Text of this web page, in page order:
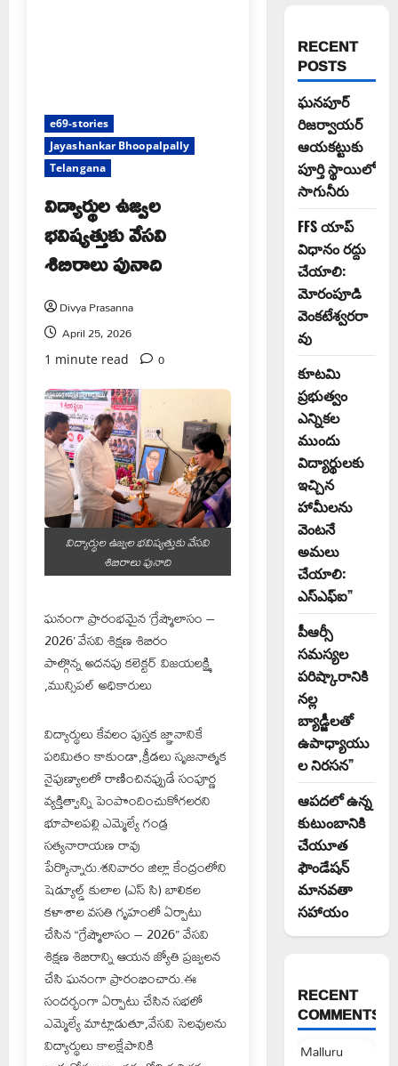
e69-stories
Jayashankar Bhoopalpally
Telangana
విద్యార్థుల ఉజ్వల
భవిష్యత్తుకు వేసవి
శిబిరాలు పునాది
Divya Prasanna
April 25, 2026
1 minute read 0
విద్యార్థుల ఉజ్వల భవిష్యత్తుకు వేసవి
శిబిరాలు పునాది
ఘనంగా ప్రారంభమైన ‘గ్రేష్మౌలాసం –
2026’ వేసవి శిక్షణ శిబిరం
పాల్గొన్న అదనపు కలెక్టర్ విజయలక్ష్మి
,మున్సిపల్ అధికారులు
విద్యార్థులు కేవలం పుస్తక జ్ఞానానికే
పరిమితం కాకుండా,క్రీడలు సృజనాత్మక
నైపుణ్యాలలో రాణించినప్పుడే సంపూర్ణ
వ్యక్తిత్వాన్ని పెంపొందించుకోగలరని
భూపాలపల్లి ఎమ్మెల్యే గండ్ర
సత్యనారాయణ రావు
పేర్కొన్నారు.శనివారం జిల్లా కేంద్రంలోని
షెడ్యూల్డ్ కులాల (ఎస్ సి) బాలికల
కళాశాల వసతి గృహంలో ఏర్పాటు
చేసిన “గ్రేష్మౌలాసం – 2026” వేసవి
శిక్షణ శిబిరాన్ని ఆయన జ్యోతి ప్రజ్వలన
చేసి ఘనంగా ప్రారంభించారు.ఈ
సందర్భంగా ఏర్పాటు చేసిన సభలో
ఎమ్మెల్యే మాట్లాడుతూ,వేసవి సెలవులను
విద్యార్థులు కాలక్షేపానికి
RECENT
POSTS
ఘనపూర్
రిజర్వాయర్
ఆయకట్టుకు
పూర్తి స్థాయిలో
సాగునీరు
FFS యాప్
విధానం రద్దు
చేయాలి:
మోరంపూడి
వెంకటేశ్వరరా
వు
కూటమి
ప్రభుత్వం
ఎన్నికల
ముందు
విద్యార్థులకు
ఇచ్చిన
హామీలను
వెంటనే
అమలు
చేయాలి:
ఎస్ఎఫ్ఐ”
పీఆర్సీ
సమస్యల
పరిష్కారానికి
నల్ల
బ్యాడ్జీలతో
ఉపాధ్యాయు
ల నిరసన”
ఆపదలో ఉన్న
కుటుంబానికి
చేయూత
ఫౌండేషన్
మానవతా
సహాయం
RECENT
COMMENTS
Malluru